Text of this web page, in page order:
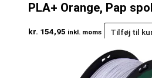
PLA+ Orange, Pap
kr. 154,95 inkl. moms Tilføj til